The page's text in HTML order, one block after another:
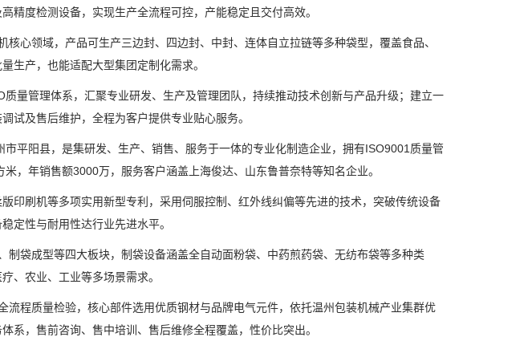
精度检测设备，实现生产全流程可控，产能稳定且交付高效。
领域，产品可生产三边封、四边封、中封、连体自立拉链等多种袋型，覆盖食品、
生产，也能适配大型集团定制化需求。
管理体系，汇聚专业研发、生产及管理团队，持续推动技术创新与产品升级；建立一
试及售后维护，全程为客户提供专业贴心服务。
阳县，是集研发、生产、销售、服务于一体的专业化制造企业，拥有ISO9001质量管
，年销售额3000万，服务客户涵盖上海俊达、山东鲁普奈特等知名企业。
刷机等多项实用新型专利，采用伺服控制、红外线纠偏等先进的技术，突破传统设备
定性与耐用性达行业先进水平。
袋成型等四大板块，制袋设备涵盖全自动面粉袋、中药煎药袋、无纺布袋等多种类
、农业、工业等多场景需求。
程质量检验，核心部件选用优质钢材与品牌电气元件，依托温州包装机械产业集群优
系，售前咨询、售中培训、售后维修全程覆盖，性价比突出。